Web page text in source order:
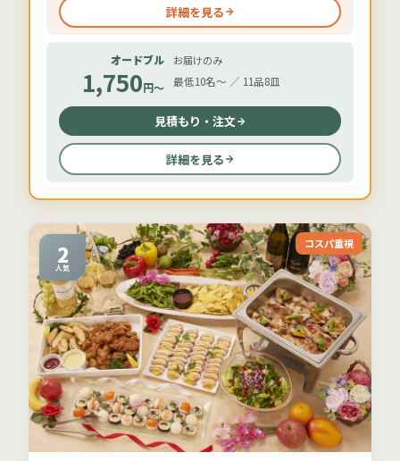
詳細を見る
オードブル お届けのみ
1,750円〜 最低10名〜 ／ 11品8皿
見積もり・注文
詳細を見る
2
人気
コスパ重視